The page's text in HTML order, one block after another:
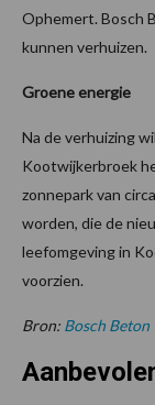
Ophemert. Bosch
kunnen verhuizen.
Groene energie
Na de verhuizing
Kootwijkerbroek
zonnepark van
worden, die de
leefomgeving in
voorzien.
Bron: Bosch Beton